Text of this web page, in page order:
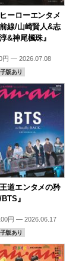
ヒーローエンタメ
線/山崎賢人&志
&神尾楓珠』
円 — 2026.07.08
版あり
王道エンタメの矜
』
円 — 2026.06.17
版あり